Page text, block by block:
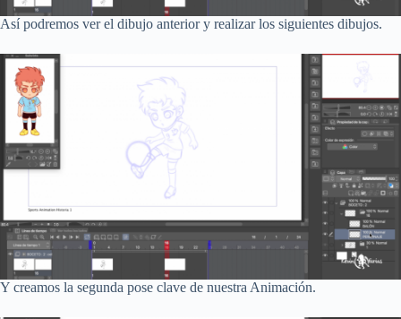
Así podremos ver el dibujo anterior y realizar los siguientes dibujos.
Y creamos la segunda pose clave de nuestra Animación.